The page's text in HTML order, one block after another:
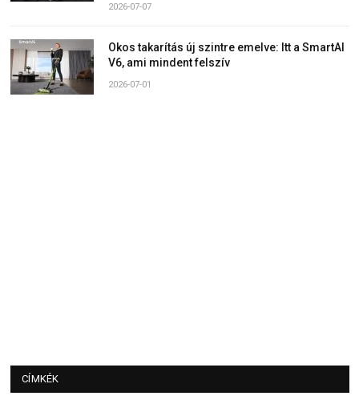
2026-07-07
Okos takarítás új szintre emelve: Itt a SmartAI
V6, ami mindent felszív
2026-07-01
CÍMKÉK